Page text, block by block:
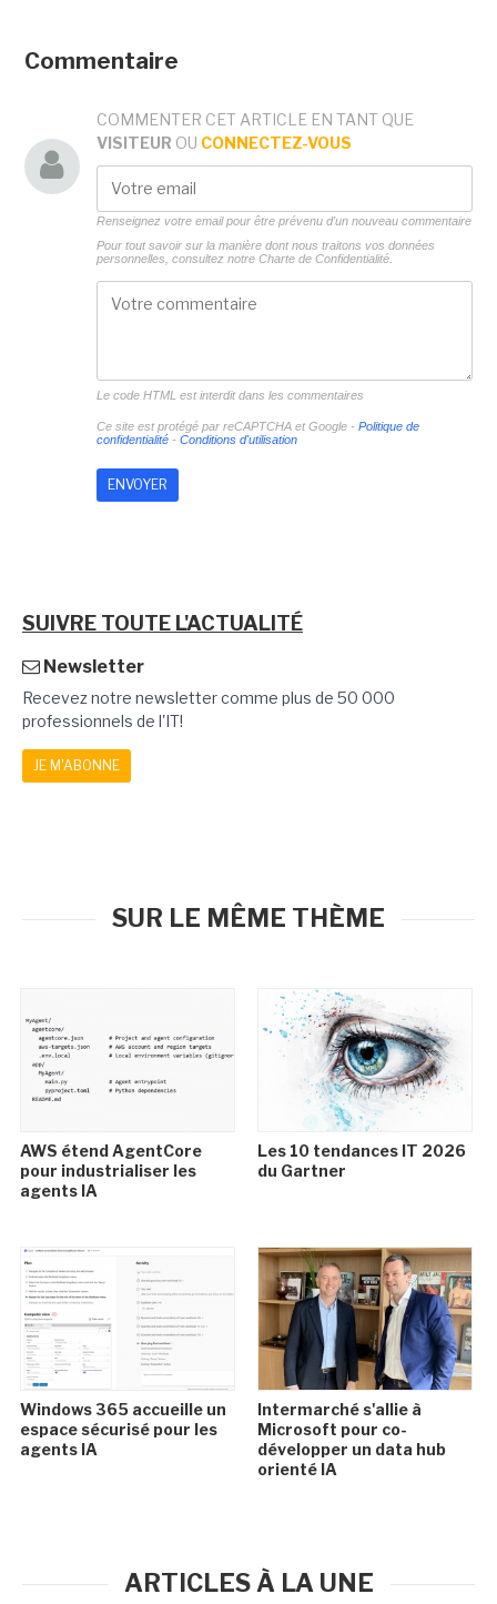
Commentaire
COMMENTER CET ARTICLE EN TANT QUE
VISITEUR OU CONNECTEZ-VOUS
Renseignez votre email pour être prévenu d'un nouveau commentaire
Pour tout savoir sur la manière dont nous traitons vos données
personnelles, consultez notre Charte de Confidentialité.
Le code HTML est interdit dans les commentaires
Ce site est protégé par reCAPTCHA et Google - Politique de
confidentialité- Conditions d'utilisation
SUIVRE TOUTE L'ACTUALITÉ
Newsletter
Recevez notre newsletter comme plus de 50 000
professionnels de l'IT!
JE M'ABONNE
SUR LE MÊME THÈME
AWS étend AgentCore
pour industrialiser les
agents IA
Les 10 tendances IT 2026
du Gartner
Windows 365 accueille un
espace sécurisé pour les
agents IA
Intermarché s'allie à
Microsoft pour co-
développer un data hub
orienté IA
ARTICLES À LA UNE